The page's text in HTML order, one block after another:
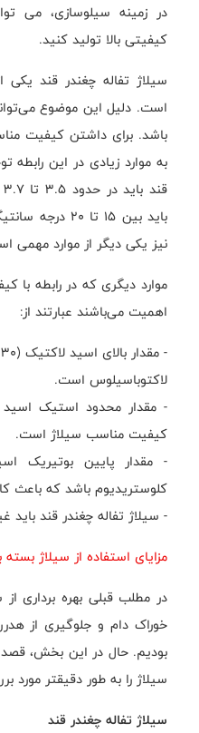
در زمینه سیلوسازی، می
کیفیتی بالا تولید کنید.
سیلاژ تفاله چغندر قند یکی
است. دلیل این موضوع
باشد. برای داشتن کیفیت
باید بین ۱۵ تا
نیز یکی دیگر از موارد مهمی
موارد دیگری که در رابطه با
اهمیت می‌باشند عبارتند از:
لاکتوباسیلوس است.
کیفیت مناسب سیلاژ است.
- مقدار پایین بوتیریک
کلوستریدیوم باشد که
- سیلاژ تفاله چغندر قند
مزایای استفاده از سیلاژ
در مطلب قبلی بهره برداری از
خوراک دام و جلوگیری از
بودیم. حال در این بخش،
سیلاژ را به طور دقیقتر مورد
سیلاژ تفاله چغندر قند